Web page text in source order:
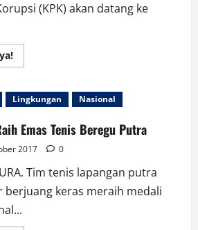
(KPK) akan datang ke
Read
more
KPK
Bertandang
DPRD
Banjarmasin
Lingkungan Nasional
Emas Tenis Beregu Putra
2017 0
Tim tenis lapangan putra
berjuang keras meraih medali